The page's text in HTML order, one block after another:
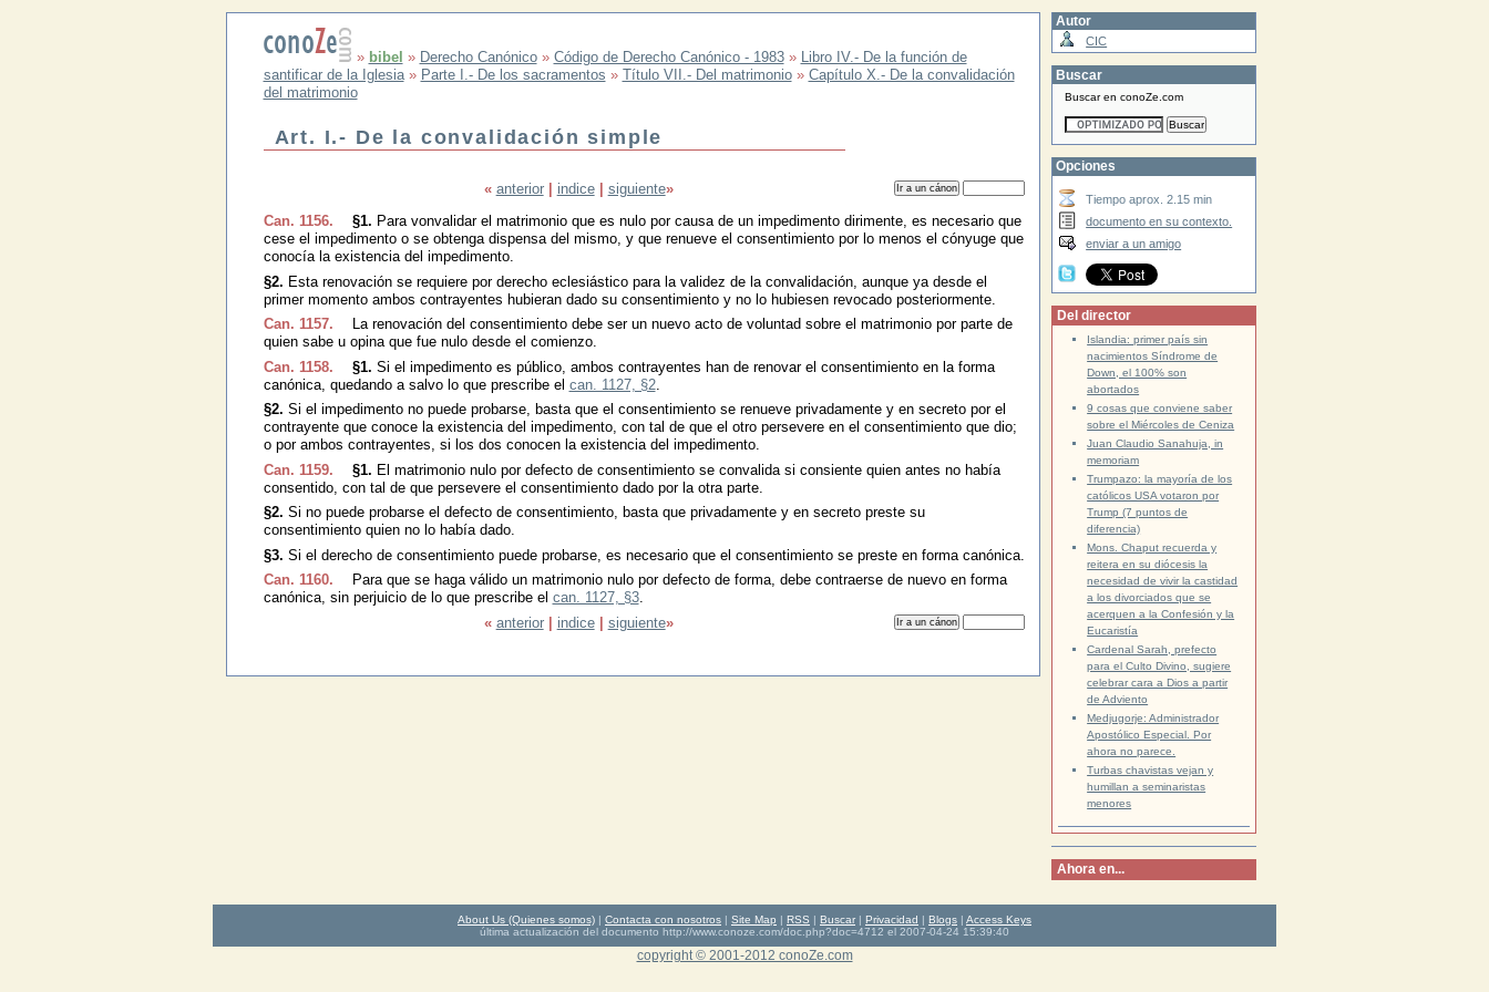
» bibel » Derecho Canónico» Código de Derecho Canónico - 1983» Libro IV.- De la función de
santificar de la Iglesia» Parte I.- De los sacramentos » Título VII.- Del matrimonio» Capítulo X.- De la convalidación
del matrimonio
Art. I.- De la convalidación simple
« anterior indice siguiente»
Can. 1156.
§1. Para vonvalidar el matrimonio que es nulo por causa de un impedimento dirimente, es necesario que
cese el impedimento o se obtenga dispensa del mismo, y que renueve el consentimiento por lo menos el cónyuge que
conocía la existencia del impedimento.
§2. Esta renovación se requiere por derecho eclesiástico para la validez de la convalidación, aunque ya desde el
primer momento ambos contrayentes hubieran dado su consentimiento y no lo hubiesen revocado posteriormente.
Can. 1157.
La renovación del consentimiento debe ser un nuevo acto de voluntad sobre el matrimonio por parte de
quien sabe u opina que fue nulo desde el comienzo.
Can. 1158.
§1. Si el impedimento es público, ambos contrayentes han de renovar el consentimiento en la forma
canónica, quedando a salvo lo que prescribe el can. 1127, §2.
§2. Si el impedimento no puede probarse, basta que el consentimiento se renueve privadamente y en secreto por el
contrayente que conoce la existencia del impedimento, con tal de que el otro persevere en el consentimiento que dio;
o por ambos contrayentes, si los dos conocen la existencia del impedimento.
Can. 1159.
§1. El matrimonio nulo por defecto de consentimiento se convalida si consiente quien antes no había
consentido, con tal de que persevere el consentimiento dado por la otra parte.
§2. Si no puede probarse el defecto de consentimiento, basta que privadamente y en secreto preste su
consentimiento quien no lo había dado.
§3. Si el derecho de consentimiento puede probarse, es necesario que el consentimiento se preste en forma canónica.
Can. 1160.
Para que se haga válido un matrimonio nulo por defecto de forma, debe contraerse de nuevo en forma
canónica, sin perjuicio de lo que prescribe el can. 1127, §3.
« anterior indice siguiente»
Autor
CIC
Buscar
Buscar en conoZe.com
Opciones
Tiempo aprox. 2.15 min
documento en su contexto.
enviar a un amigo
Del director
Islandia: primer país sin
nacimientos Síndrome de
Down, el 100% son
abortados
9 cosas que conviene saber
sobre el Miércoles de Ceniza
Juan Claudio Sanahuja, in
memoriam
Trumpazo: la mayoría de los
católicos USA votaron por
Trump (7 puntos de
diferencia)
Mons. Chaput recuerda y
reitera en su diócesis la
necesidad de vivir la castidad
a los divorciados que se
acerquen a la Confesión y la
Eucaristía
Cardenal Sarah, prefecto
para el Culto Divino, sugiere
celebrar cara a Dios a partir
de Adviento
Medjugorje: Administrador
Apostólico Especial. Por
ahora no parece.
Turbas chavistas vejan y
humillan a seminaristas
menores
Ahora en...
About Us (Quienes somos) | Contacta con nosotros | Site Map | RSS | Buscar | Privacidad | Blogs | Access Keys
última actualización del documento http://www.conoze.com/doc.php?doc=4712 el 2007-04-24 15:39:40
copyright © 2001-2012 conoZe.com